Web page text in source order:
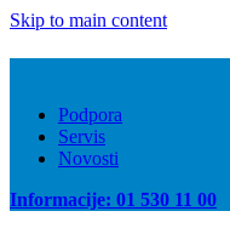
Skip to main content
Podpora
Servis
Novosti
Informacije: 01 530 11 00